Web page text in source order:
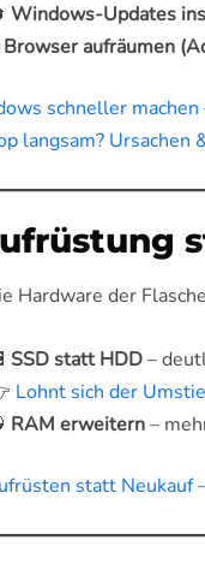
Windows-Updates
Browser aufräumen
schneller
langsam? Ursachen
Hardware der
SSD statt HDD–
Lohnt sich der
RAM erweitern–
statt Neukauf